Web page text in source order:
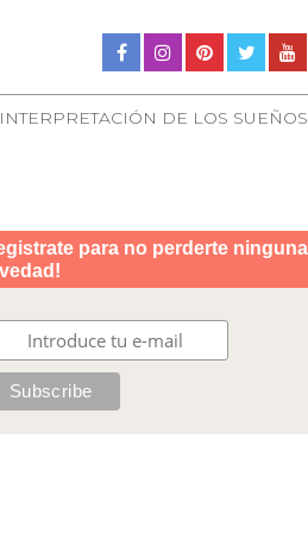
INTERPRETACIÓN DE LOS SUEÑOS